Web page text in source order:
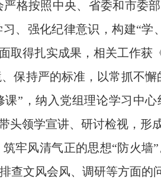
格按照中央、省委和市委
、强化纪律意识，构建“
得扎实成果，相关工作获
保持严的标准，以常抓不懈
课”，纳入党组理论学习中
头领学宣讲、研讨检视，
牢风清气正的思想“防火墙
查文风会风、调研等方面的